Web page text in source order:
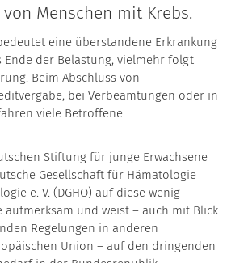
Menschen mit Krebs.
eine überstandene Erkrankung
der Belastung, vielmehr folgt
Beim Abschluss von
bei Verbeamtungen oder in
viele Betroffene
Stiftung für junge Erwachsene
Gesellschaft für Hämatologie
e. V. (DGHO) auf diese wenig
aufmerksam und weist – auch mit Blick
Regelungen in anderen
Union – auf den dringenden